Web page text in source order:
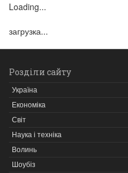
Loading...
загрузка...
Розділи сайту
Україна
Економіка
Світ
Наука і техніка
Волинь
Шоубіз